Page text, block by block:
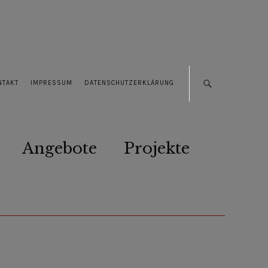
IMPRESSUM DATENSCHUTZERKLÄRUNG
Angebote Projekte